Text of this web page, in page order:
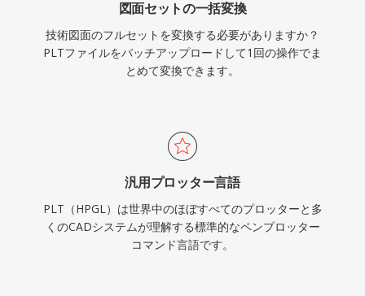
図面セットの一括変換
技術図面のフルセットを変換する必要がありますか？
PLTファイルをバッチアップロードして1回の操作でま
とめて変換できます。
汎用プロッター言語
PLT（HPGL）は世界中のほぼすべてのプロッターと多
くのCADシステムが理解する標準的なペンプロッター
コマンド言語です。